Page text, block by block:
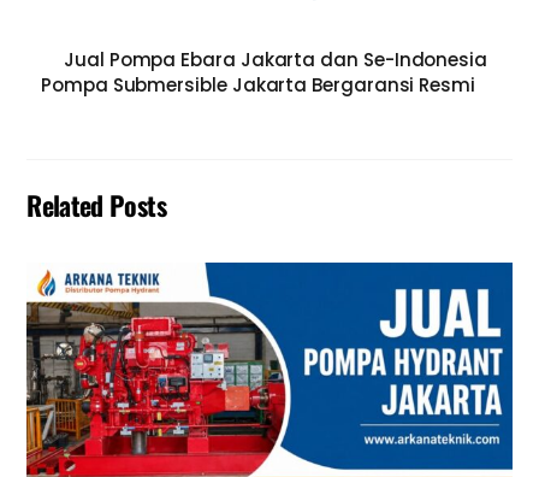
Jual Pompa Ebara Jakarta dan Se-Indonesia
Pompa Submersible Jakarta Bergaransi Resmi
Related Posts